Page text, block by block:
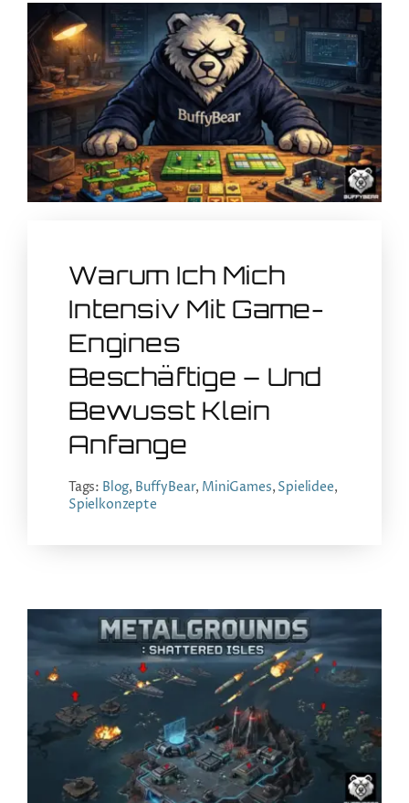
Warum Ich Mich
Intensiv Mit Game-
Engines
Beschäftige – Und
Bewusst Klein
Anfange
Tags: Blog, BuffyBear, MiniGames, Spielidee,
Spielkonzepte